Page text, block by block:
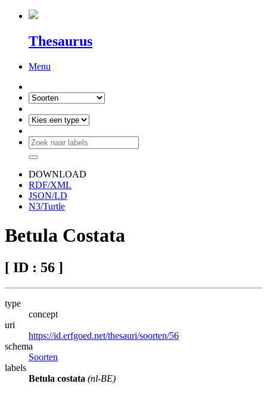
Thesaurus
Menu
DOWNLOAD
RDF/XML
JSON/LD
N3/Turtle
Betula Costata
[ ID : 56 ]
type
concept
uri
https://id.erfgoed.net/thesauri/soorten/56
schema
Soorten
labels
Betula costata (nl-BE)